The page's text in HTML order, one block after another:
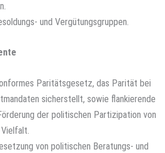
und Vergütungsgruppen.
Paritätsgesetz, das Parität bei
sicherstellt, sowie flankierende
der politischen Partizipation von
Vielfalt.
von politischen Beratungs- und